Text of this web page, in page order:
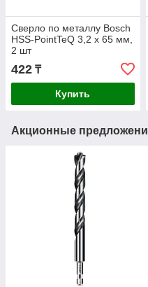
Сверло по металлу Bosch
HSS-PointTeQ 3,2 x 65 мм,
2 шт
422 ₸
Купить
Акционные